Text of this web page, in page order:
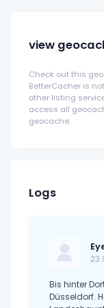
view
Check out this
BetterCacher is
other listing
access all
geocache.
Logs
Bis hinter
Düsseldorf.